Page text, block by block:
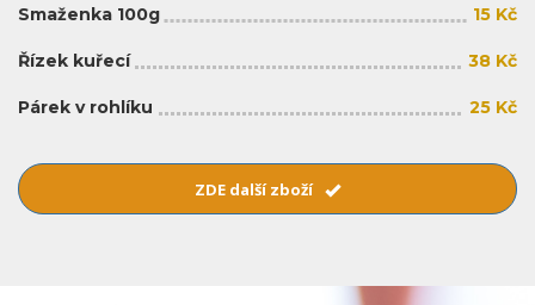
Smaženka 100g 15 Kč
Řízek kuřecí 38 Kč
Párek v rohlíku 25 Kč
ZDE další zboží